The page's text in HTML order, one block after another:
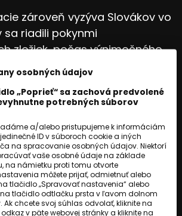
zároveň vyzýva Slovákov vo
sa riadili pokynmi
zložiek, počas výnimočného
von a v prípade núdze
centrum ministerstva.
Fico označil americkú operáciu
povojnového
Podľa neho sa opäť
štáty používajú vojenskú silu
rady OSN,
vojne v Iraku či inde vo svete.
predseda vlády malej
osobných údajov
„Poprieť“ sa zachová predvolené
potrebných súborov
a/alebo pristupujeme k informáciám
ID v súboroch cookie a iných
na spracovanie osobných údajov. Niektorí
vaše osobné údaje na základe
na námietku proti tomu otvorte
môžete prijať, odmietnuť alebo
tlačidlo „Spravovať nastavenia“ alebo
tlačidlo odtlačku prsta v ľavom dolnom
Ak chcete svoj súhlas odvolať, kliknite na
v päte webovej stránky a kliknite na